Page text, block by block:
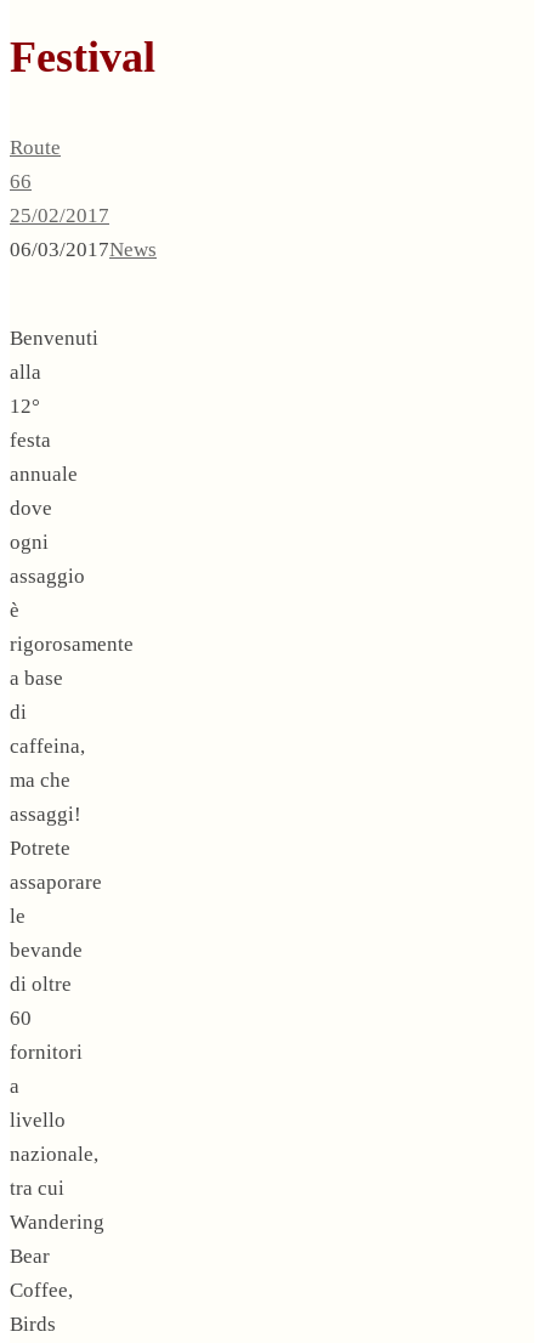
Festival
Route
66
25/02/2017
06/03/2017News
Benvenuti
alla
12°
festa
annuale
dove
ogni
assaggio
è
rigorosamente
a base
di
caffeina,
ma che
assaggi!
Potrete
assaporare
le
bevande
di oltre
60
fornitori
a
livello
nazionale,
tra cui
Wandering
Bear
Coffee,
Birds